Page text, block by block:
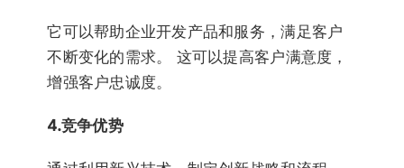
它可以帮助企业开发产品和服务，满足客户
不断变化的需求。 这可以提高客户满意度，
增强客户忠诚度。
4.竞争优势